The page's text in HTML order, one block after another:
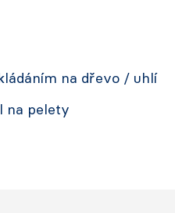
na dřevo / uhlí
na pelety